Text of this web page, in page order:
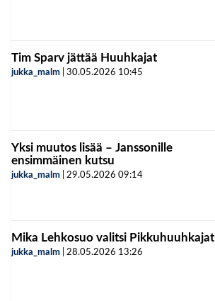
Tim Sparv jättää Huuhkajat
jukka_malm 30.05.2026 10:45
Yksi muutos lisää – Janssonille
ensimmäinen kutsu
jukka_malm 29.05.2026 09:14
Mika Lehkosuo valitsi Pikkuhuuhkajat
jukka_malm 28.05.2026 13:26